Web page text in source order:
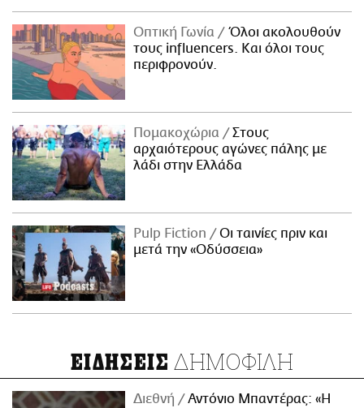
Οπτική Γωνία
Όλοι ακολουθούν
τους influencers. Και όλοι τους
περιφρονούν.
Πομακοχώρια
Στους
αρχαιότερους αγώνες πάλης με
λάδι στην Ελλάδα
Pulp Fiction
Οι ταινίες πριν και
μετά την «Οδύσσεια»
ΕΙΔΗΣΕΙΣ ΔΗΜΟΦΙΛΗ
Διεθνή Αντόνιο Μπαντέρας: «Η